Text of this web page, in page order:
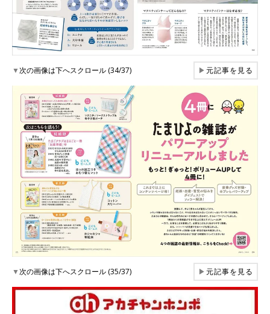
▼次の画像は下へスクロール (34/37) ▶元記事を見る
▼次の画像は下へスクロール (35/37) ▶元記事を見る